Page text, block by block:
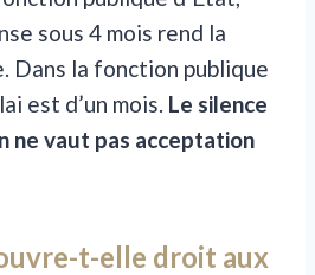
sous 4 mois rend la
Dans la fonction publique
est d’un mois. Le silence
ne vaut pas acceptation
t-elle droit aux